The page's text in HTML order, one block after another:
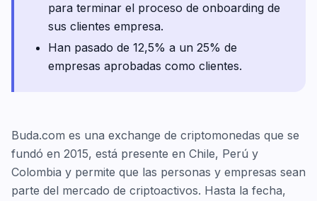
para terminar el proceso de onboarding de
sus clientes empresa.
Han pasado de 12,5% a un 25% de
empresas aprobadas como clientes.
Buda.com es una exchange de criptomonedas que se
fundó en 2015, está presente en Chile, Perú y
Colombia y permite que las personas y empresas sean
parte del mercado de criptoactivos. Hasta la fecha,